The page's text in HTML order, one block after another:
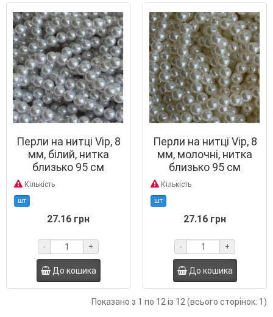
Перли на нитці Vip, 8
мм, білий, нитка
близько 95 см
Кількість
шт
27.16 грн
- +
До кошика
Перли на нитці Vip, 8
мм, молочні, нитка
близько 95 см
Кількість
шт
27.16 грн
- +
До кошика
Показано з 1 по 12 із 12 (всього сторінок: 1)